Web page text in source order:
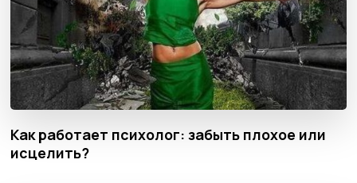
Как работает психолог: забыть плохое или
исцелить?